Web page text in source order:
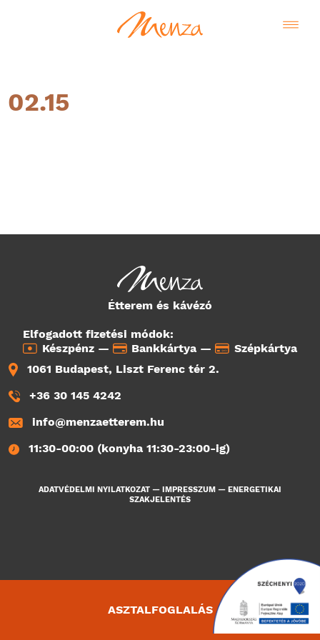
02.15
Étterem és kávézó
Elfogadott fizetési módok:
Készpénz —
Bankkártya —
Szépkártya
1061 Budapest, Liszt Ferenc tér 2.
+36 30 145 4242
info@menzaetterem.hu
11:30-00:00 (konyha 11:30-23:00-ig)
ADATVÉDELMI NYILATKOZAT — IMPRESSZUM — ENERGETIKAI
SZAKJELENTÉS
ASZTALFOGLALÁS